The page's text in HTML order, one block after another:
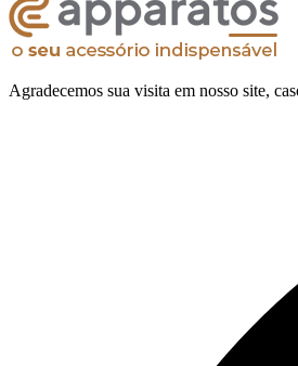
Agradecemos sua visita em nosso site,